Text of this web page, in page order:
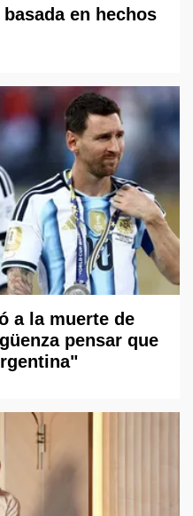
en hechos
a la muerte de
pensar que